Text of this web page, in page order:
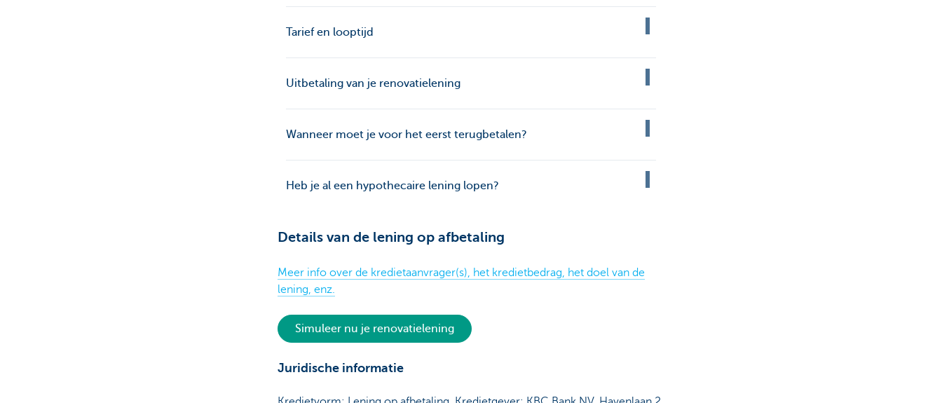
Tarief en looptijd
Uitbetaling van je renovatielening
Wanneer moet je voor het eerst terugbetalen?
Heb je al een hypothecaire lening lopen?
Details van de lening op afbetaling
Meer info over de kredietaanvrager(s), het kredietbedrag, het doel van de
lening, enz.
Simuleer nu je renovatielening
Juridische informatie